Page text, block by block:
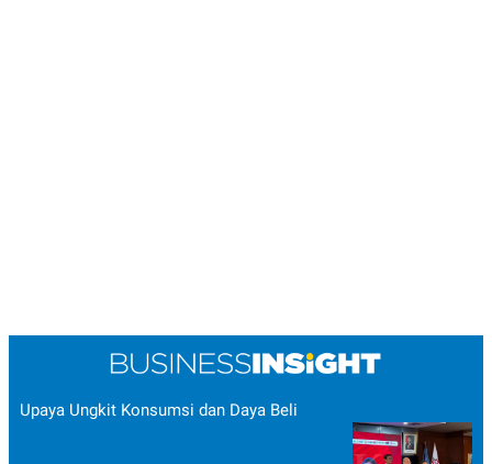
Upaya Ungkit Konsumsi dan Daya Beli